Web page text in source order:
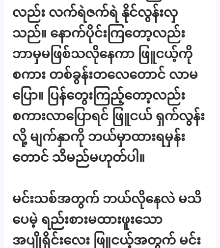
လည်း လက်ရဲဇက်ရဲ နိုင်လွန်းလှ
သည်။ နောက်ပိုင်းကြတော့လည်း
ဘာမှမဖြစ်သလိုနေကာ ဖြူငယ့်ကို
စကား တစ်ခွန်းတလေတောင် လာမ
ပြော။ ပြန်တွေးကြည့်တော့လည်း
စကားလာပြောရင် ဖြူငယ် ရှက်လွန်း
လို့ မျက်နှာကို ဘယ်မှာထားရမှန်း
တောင် သိမည်မဟုတ်ပါ။
မင်းသစ်အတွက် ဘယ်လိုနေလဲ မသိ
ပေမဲ့ ရည်းစားမထားဖူးသော
အပျိုရိုင်းလေး ဖြူငယ့်အတွက် မင်း